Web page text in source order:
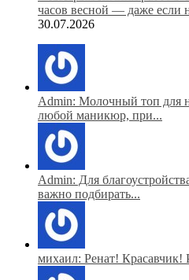
часов весной — даже если
30.07.2026
Admin: Молочный топ для
любой маникюр, при...
Admin: Для
важно подбирать...
михаил: Ренат! Красавчик!